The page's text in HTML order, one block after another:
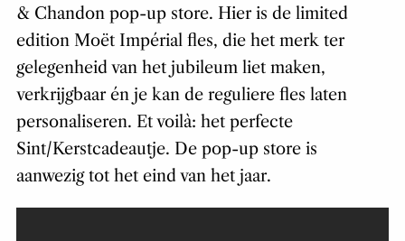
& Chandon pop-up store. Hier is de limited
edition Moët Impérial fles, die het merk ter
gelegenheid van het jubileum liet maken,
verkrijgbaar én je kan de reguliere fles laten
personaliseren. Et voilà: het perfecte
Sint/Kerstcadeautje. De pop-up store is
aanwezig tot het eind van het jaar.